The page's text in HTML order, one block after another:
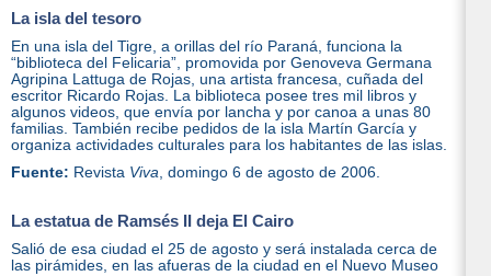
La isla del tesoro
En una isla del Tigre, a orillas del río Paraná, funciona la
“biblioteca del Felicaria”, promovida por Genoveva Germana
Agripina Lattuga de Rojas, una artista francesa, cuñada del
escritor Ricardo Rojas. La biblioteca posee tres mil libros y
algunos videos, que envía por lancha y por canoa a unas 80
familias. También recibe pedidos de la isla Martín García y
organiza actividades culturales para los habitantes de las islas.
Fuente: Revista Viva, domingo 6 de agosto de 2006.
La estatua de Ramsés II deja El Cairo
Salió de esa ciudad el 25 de agosto y será instalada cerca de
las pirámides, en las afueras de la ciudad en el Nuevo Museo